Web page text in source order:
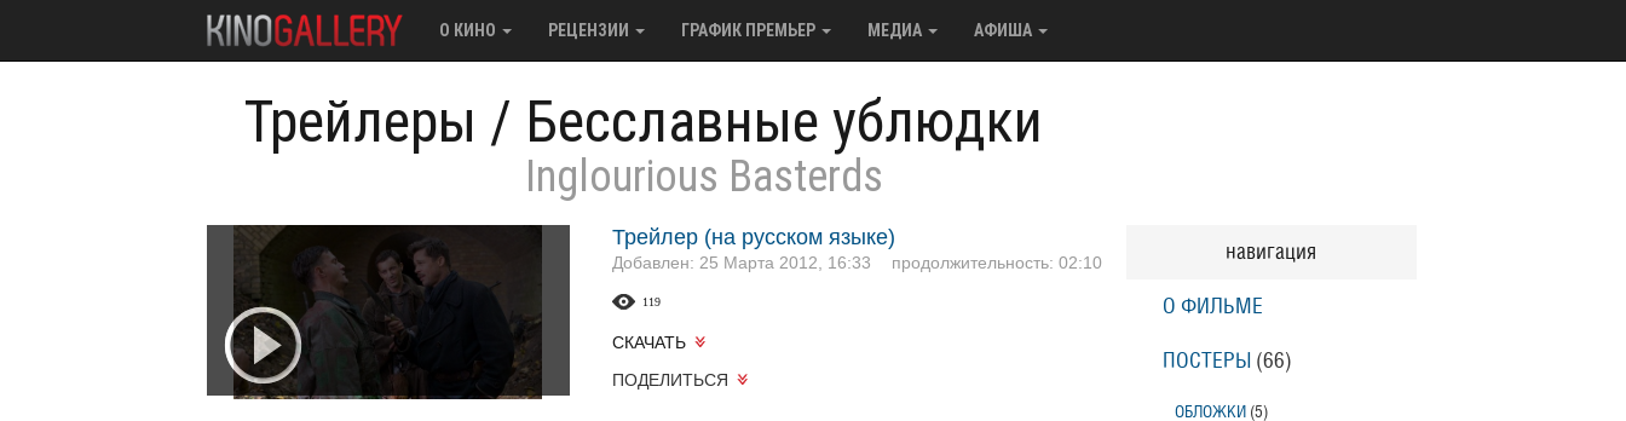
О КИНО РЕЦЕНЗИИ ГРАФИК ПРЕМЬЕР МЕДИА АФИША
Трейлеры / Бесславные ублюдки
Inglourious Basterds
Трейлер (на русском языке)
Добавлен: 25 Марта 2012, 16:33 продолжительность: 02:10
119
СКАЧАТЬ
ПОДЕЛИТЬСЯ
навигация
О ФИЛЬМЕ
ПОСТЕРЫ (66)
ОБЛОЖКИ (5)